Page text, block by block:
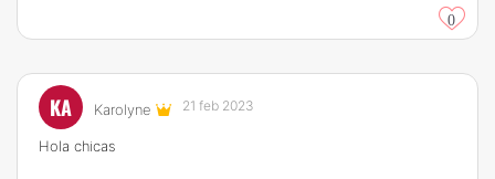
0
KA Karolyne 21 feb 2023
Hola chicas